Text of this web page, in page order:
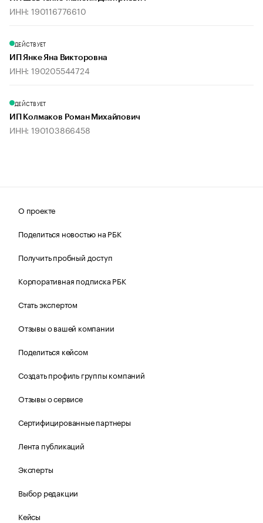
ИНН: 190116776610
ДЕЙСТВУЕТ
ИП Янке Яна Викторовна
ИНН: 190205544724
ДЕЙСТВУЕТ
ИП Колмаков Роман Михайлович
ИНН: 190103866458
О проекте
Поделиться новостью на РБК
Получить пробный доступ
Корпоративная подписка РБК
Стать экспертом
Отзывы о вашей компании
Поделиться кейсом
Создать профиль группы компаний
Отзывы о сервисе
Сертифицированные партнеры
Лента публикаций
Эксперты
Выбор редакции
Кейсы